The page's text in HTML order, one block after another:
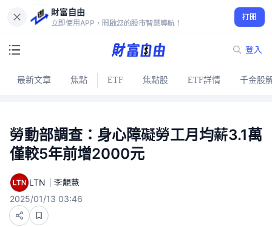
財富自由
立即使用APP，開啟您的股市智慧導航！
打開
登入
最新文章 焦點 ETF 焦點股 ETF詳情 千金股
勞動部調查：身心障礙勞工月均薪3.1萬
僅較5年前增2000元
LTN｜李靚慧
2025/01/13 03:46